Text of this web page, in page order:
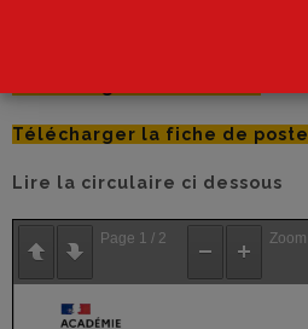
Télécharger la fiche de poste
Lire la circulaire ci dessous
Page 1 / 2 Zoom